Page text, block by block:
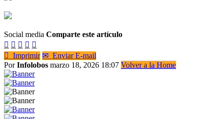
Social media Comparte este artículo
    
 Imprimir ✉ Enviar E-mail
PorInfolobos marzo 18, 2026 18:07 Volver a la Home